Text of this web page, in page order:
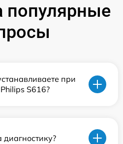
популярные
при
S616?